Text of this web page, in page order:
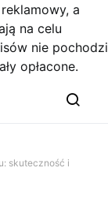
a
na celu
nie pochodzi
opłacone.
skuteczność i